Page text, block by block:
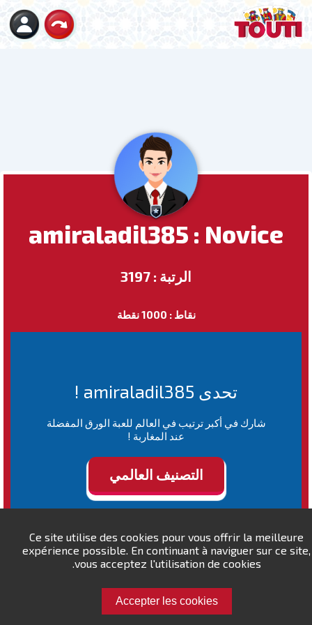
Ce site utilise des cookies pour vous offrir la meilleure
expérience possible. En continuant à naviguer sur ce site,
vous acceptez l'utilisation de cookies.
Accepter les cookies
amiraladil385 : Novice
الرتبة : 3197
نقاط : 1000 نقطة
تحدى amiraladil385 !
شارك في أكبر ترتيب في العالم للعبة الورق المفضلة
عند المغاربة !
التصنيف العالمي